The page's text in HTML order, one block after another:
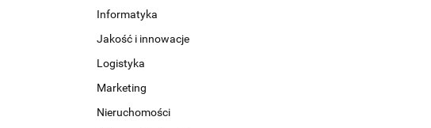
Informatyka
Jakość i innowacje
Logistyka
Marketing
Nieruchomości